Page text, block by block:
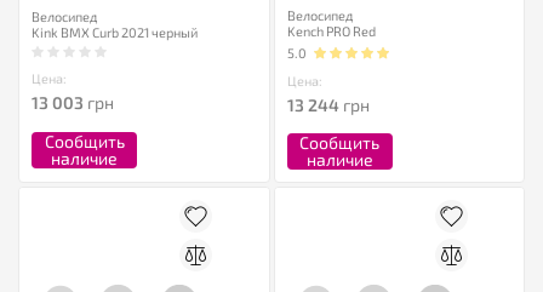
Велосипед
Kink BMX Curb 2021 черный
Цена:
13 003 грн
Сообщить
наличие
Велосипед
Kench PRO Red
5.0
Цена:
13 244 грн
Сообщить
наличие